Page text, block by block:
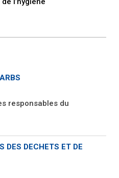
responsables du
DES DECHETS ET DE